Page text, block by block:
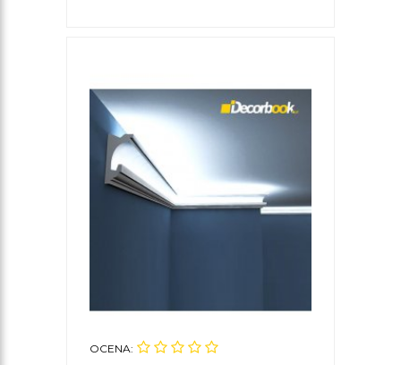
OCENA: